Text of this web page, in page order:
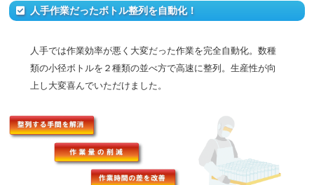
人手作業だったボトル整列を自動化！
人手では作業効率が悪く大変だった作業を完全自動化。数種
類の小径ボトルを２種類の並べ方で高速に整列。生産性が向
上し大変喜んでいただけました。